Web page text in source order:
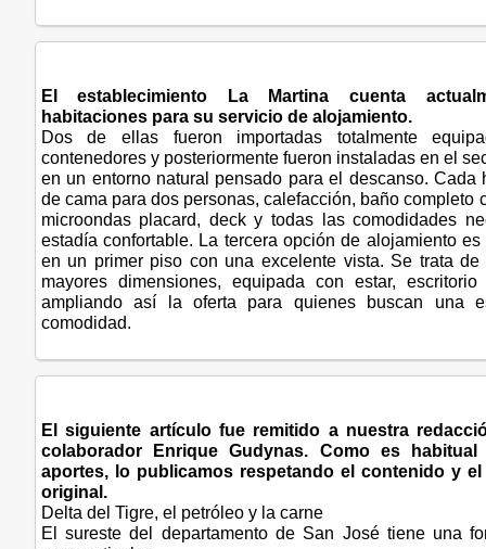
El establecimiento La Martina cuenta
habitaciones para su servicio de alojamiento.
Dos de ellas fueron importadas totalmente
contenedores y posteriormente fueron instaladas en el
en un entorno natural pensado para el descanso. Cada
de cama para dos personas, calefacción, baño completo
microondas placard, deck y todas las comodidades
estadía confortable. La tercera opción de alojamiento
en un primer piso con una excelente vista. Se trata
mayores dimensiones, equipada con estar,
ampliando así la oferta para quienes buscan una
comodidad.
El siguiente artículo fue remitido a nuestra
colaborador Enrique Gudynas. Como es
aportes, lo publicamos respetando el contenido y
original.
Delta del Tigre, el petróleo y la carne
El sureste del departamento de San José tiene una